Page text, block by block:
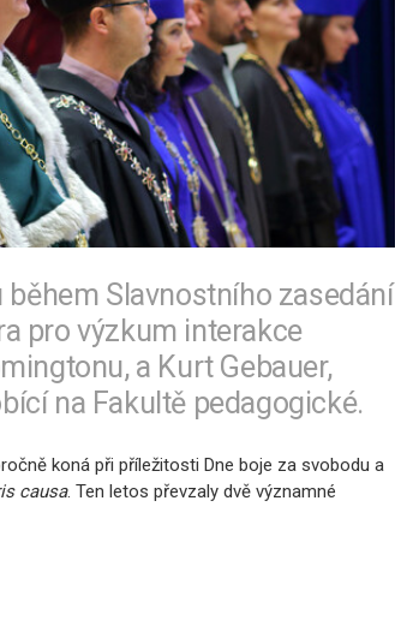
Slavnostního zasedání
pro výzkum interakce
a Kurt Gebauer,
na Fakultě pedagogické.
koná při příležitosti Dne boje za svobodu a
causa. Ten letos převzaly dvě významné